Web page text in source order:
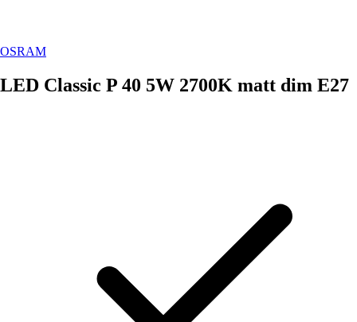
OSRAM
LED Classic P 40 5W 2700K matt dim E27